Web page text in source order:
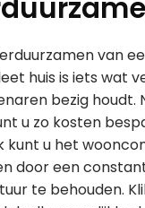
van
huis is iets wat
bezig houdt.
u zo kosten
kunt u het
door een
te behouden.